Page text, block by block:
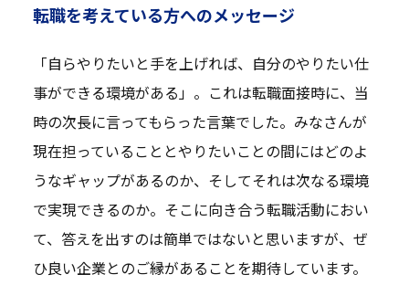
転職を考えている方へのメッセージ
「自らやりたいと手を上げれば、自分のやりたい仕
事ができる環境がある」。これは転職面接時に、当
時の次長に言ってもらった言葉でした。みなさんが
現在担っていることとやりたいことの間にはどのよ
うなギャップがあるのか、そしてそれは次なる環境
で実現できるのか。そこに向き合う転職活動におい
て、答えを出すのは簡単ではないと思いますが、ぜ
ひ良い企業とのご縁があることを期待しています。